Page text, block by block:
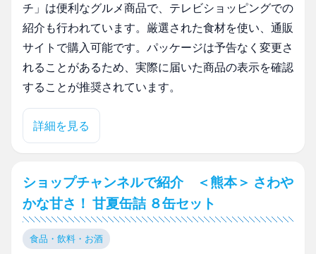
チ」は便利なグルメ商品で、テレビショッピングでの
紹介も行われています。厳選された食材を使い、通販
サイトで購入可能です。パッケージは予告なく変更さ
れることがあるため、実際に届いた商品の表示を確認
することが推奨されています。
詳細を見る
ショップチャンネルで紹介 ＜熊本＞ さわや
かな甘さ！ 甘夏缶詰 ８缶セット
食品・飲料・お酒